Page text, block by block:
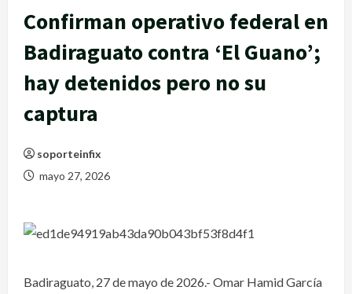
Confirman operativo federal en
Badiraguato contra ‘El Guano’;
hay detenidos pero no su
captura
soporteinfix
mayo 27, 2026
Badiraguato, 27 de mayo de 2026.- Omar Hamid García